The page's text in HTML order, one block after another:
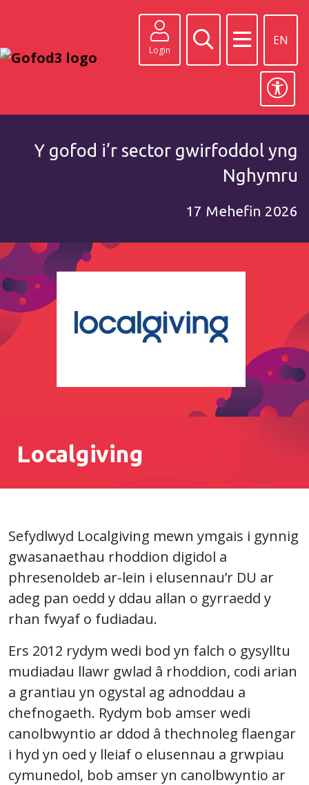
Login
EN
Y gofod i’r sector gwirfoddol yng
Nghymru
17 Mehefin 2026
Localgiving
Sefydlwyd Localgiving mewn ymgais i gynnig
gwasanaethau rhoddion digidol a
phresenoldeb ar-lein i elusennau’r DU ar
adeg pan oedd y ddau allan o gyrraedd y
rhan fwyaf o fudiadau.
Ers 2012 rydym wedi bod yn falch o gysylltu
mudiadau llawr gwlad â rhoddion, codi arian
a grantiau yn ogystal ag adnoddau a
chefnogaeth. Rydym bob amser wedi
canolbwyntio ar ddod â thechnoleg flaengar
i hyd yn oed y lleiaf o elusennau a grwpiau
cymunedol, bob amser yn canolbwyntio ar